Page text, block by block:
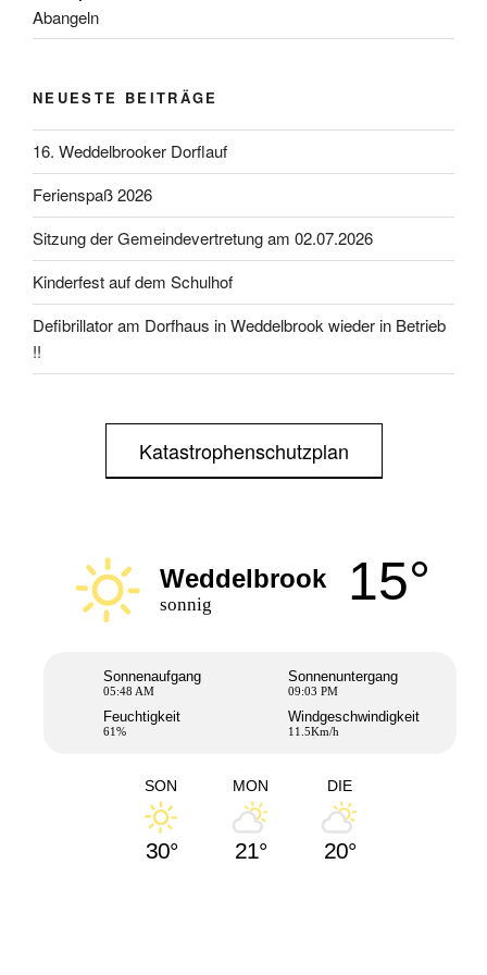
Abangeln
NEUESTE BEITRÄGE
16. Weddelbrooker Dorflauf
Ferienspaß 2026
Sitzung der Gemeindevertretung am 02.07.2026
Kinderfest auf dem Schulhof
Defibrillator am Dorfhaus in Weddelbrook wieder in Betrieb
!!
Katastrophenschutzplan
Weddelbrook
sonnig 15°
Sonnenaufgang
05:48 AM
Sonnenuntergang
09:03 PM
Feuchtigkeit
61%
Windgeschwindigkeit
11.5Km/h
SON
30°
MON
21°
DIE
20°